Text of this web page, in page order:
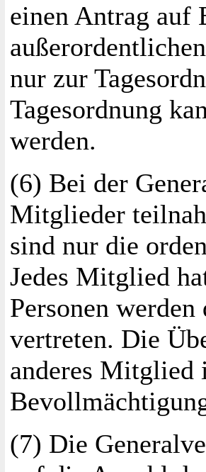
einen Antrag auf
nur zur
Tagesordnung
werden.
(6) Bei der
Mitglieder
sind nur die
Jedes Mitglied
Personen
vertreten. Die
anderes Mitglied
(7) Die